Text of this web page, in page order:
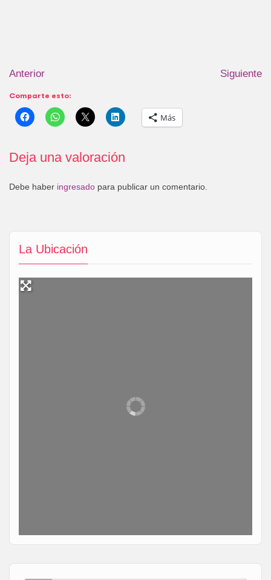
La Ubicación
Anterior Siguiente
Comparte esto:
Más
Deja una valoración
Debe haber ingresado para publicar un comentario.